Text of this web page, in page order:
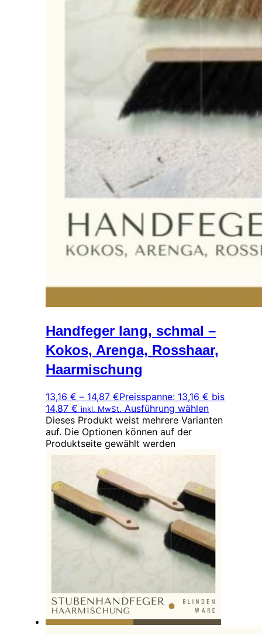
Handfeger lang, schmal –
Kokos, Arenga, Rosshaar,
Haarmischung
13,16 € – 14,87 €Preisspanne: 13,16 € bis
14,87 € inkl. MwSt. Ausführung wählen
Dieses Produkt weist mehrere Varianten
auf. Die Optionen können auf der
Produktseite gewählt werden